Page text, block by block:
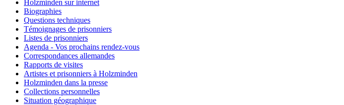
Holzminden sur internet
Biographies
Questions techniques
Témoignages de prisonniers
Listes de prisonniers
Agenda - Vos prochains rendez-vous
Correspondances allemandes
Rapports de visites
Artistes et prisonniers à Holzminden
Holzminden dans la presse
Collections personnelles
Situation géographique